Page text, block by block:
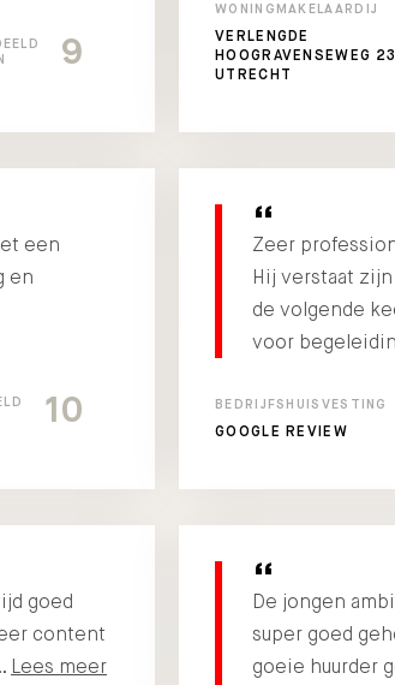
9
WONINGMAKELAARDIJ
VERLENGDE
HOOGRAVENSEWEG
UTRECHT
een
en
10
Zeer
Hij verstaat
de volgende
voor
BEDRIJFSHUISVESTING
GOOGLE REVIEW
goed
content
Lees meer
De jongen
super goed
goeie huurder